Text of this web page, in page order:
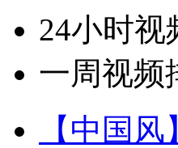
24小时视
一周视频
【中国